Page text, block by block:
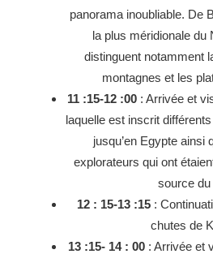
panorama inoubliable. De
la plus méridionale du
distinguent notamment
montagnes et les
11 :15-12 :00: Arrivée et
laquelle est inscrit
jusqu’en Egypte ainsi
explorateurs qui ont
source du
12 : 15-13 :15 :
chutes de
13 :15- 14 : 00: Arrivée et